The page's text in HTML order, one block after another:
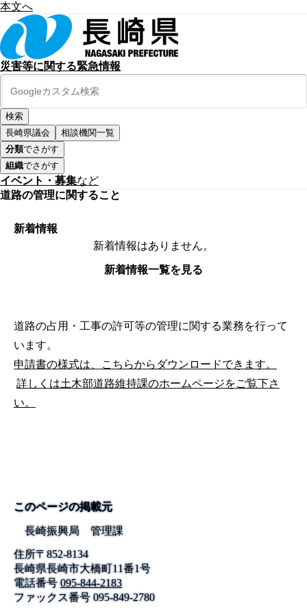
本文へ
災害等に関する緊急情報
長崎県議会
相談機関一覧
分類でさがす
組織でさがす
イベント・募集など
道路の管理に関すること
新着情報
新着情報はありません。
新着情報一覧を見る
道路の占用・工事の許可等の管理に関する業務を行って
います。
申請書の様式は、こちらからダウンロードできます。
詳しくは土木部道路維持課のホームページをご覧下さ
い。
このページの掲載元
長崎振興局 管理課
住所〒852-8134
長崎県長崎市大橋町11番1号
電話番号 095-844-2183
ファックス番号095-849-2780